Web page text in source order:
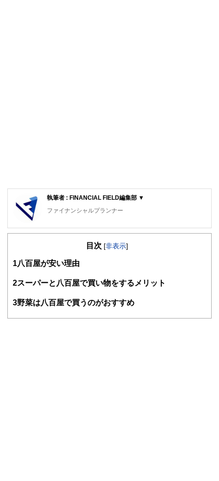
執筆者 : FINANCIAL FIELD編集部 ▼
ファイナンシャルプランナー
FinancialField編集部は、金融、経済に関する記事を、日々
知識がない方でも理解できるようわかりやすく発信していま
得者を中心に「お金や暮らし」に関する書籍・雑誌の編集経
験者で構成され、企画立案から記事掲載まですべての工程に
目次 [非表示]
1 八百屋が安い理由
2スーパーと八百屋で買い物をするメリット
3野菜は八百屋で買うのがおすすめ